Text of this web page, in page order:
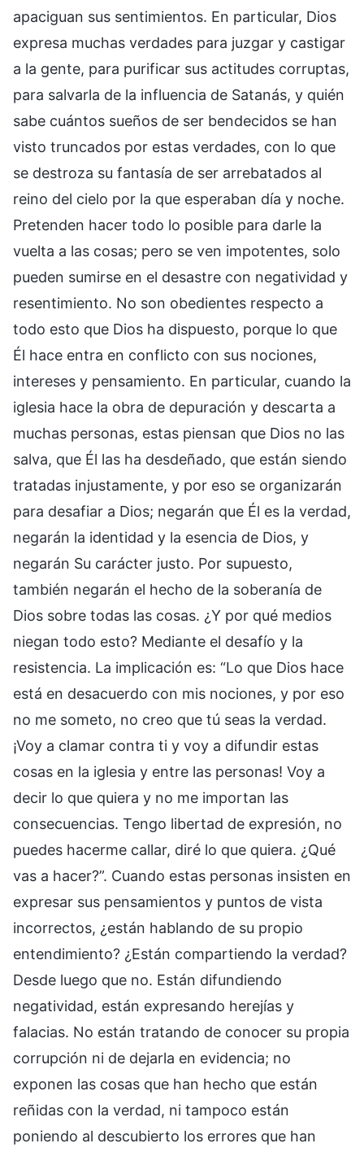
apaciguan sus sentimientos. En particular, Dios
expresa muchas verdades para juzgar y castigar
a la gente, para purificar sus actitudes corruptas,
para salvarla de la influencia de Satanás, y quién
sabe cuántos sueños de ser bendecidos se han
visto truncados por estas verdades, con lo que
se destroza su fantasía de ser arrebatados al
reino del cielo por la que esperaban día y noche.
Pretenden hacer todo lo posible para darle la
vuelta a las cosas; pero se ven impotentes, solo
pueden sumirse en el desastre con negatividad y
resentimiento. No son obedientes respecto a
todo esto que Dios ha dispuesto, porque lo que
Él hace entra en conflicto con sus nociones,
intereses y pensamiento. En particular, cuando la
iglesia hace la obra de depuración y descarta a
muchas personas, estas piensan que Dios no las
salva, que Él las ha desdeñado, que están siendo
tratadas injustamente, y por eso se organizarán
para desafiar a Dios; negarán que Él es la verdad,
negarán la identidad y la esencia de Dios, y
negarán Su carácter justo. Por supuesto,
también negarán el hecho de la soberanía de
Dios sobre todas las cosas. ¿Y por qué medios
niegan todo esto? Mediante el desafío y la
resistencia. La implicación es: “Lo que Dios hace
está en desacuerdo con mis nociones, y por eso
no me someto, no creo que tú seas la verdad.
¡Voy a clamar contra ti y voy a difundir estas
cosas en la iglesia y entre las personas! Voy a
decir lo que quiera y no me importan las
consecuencias. Tengo libertad de expresión, no
puedes hacerme callar, diré lo que quiera. ¿Qué
vas a hacer?”. Cuando estas personas insisten en
expresar sus pensamientos y puntos de vista
incorrectos, ¿están hablando de su propio
entendimiento? ¿Están compartiendo la verdad?
Desde luego que no. Están difundiendo
negatividad, están expresando herejías y
falacias. No están tratando de conocer su propia
corrupción ni de dejarla en evidencia; no
exponen las cosas que han hecho que están
reñidas con la verdad, ni tampoco están
poniendo al descubierto los errores que han